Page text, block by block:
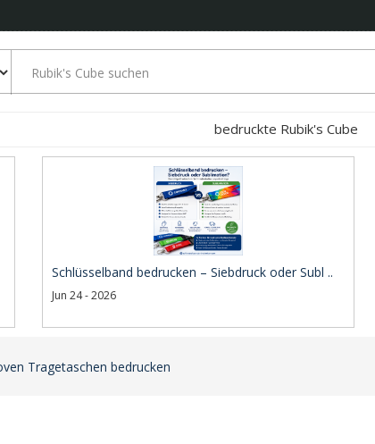
bedruckte Rubik's Cube
Schlüsselband bedrucken – Siebdruck oder Subl ..
Jun 24 - 2026
Tragetaschen bedrucken